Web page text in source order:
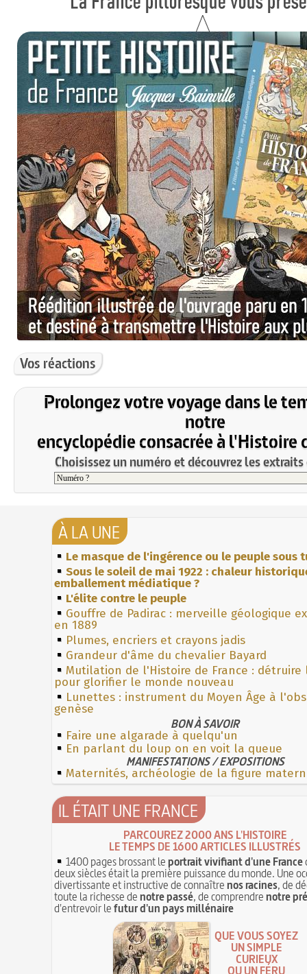
Vos réactions
Prolongez votre voyage dans le
notre
encyclopédie consacrée à l'Histoire
Choisissez un numéro et découvrez les
À LA UNE
Le masque de l'ingérence ou le peuple sous
Sous le soleil de mai 1922 : chaleur
emballement médiatique ?
L'élite contre le peuple
Gouffre de Padirac : merveille géologique
en 1889
Plumes, encriers et crayons jadis
Grandeur d'âme du chevalier Bayard
Mutilation de l'Histoire de France : détruire
pour glorifier le monde nouveau
Lunettes : instrument du Moyen Âge à
genèse
BON À SAVOIR
Faire une algarade à quelqu'un
En parlant du loup on en voit la queue
MANIFESTATIONS / EXPOSITIONS
Maternités, archéologie de la figure
IL ÉTAIT UNE FRANCE
PARCOUREZ 2000 ANS L'HISTOIRE
LE TEMPS DE 1600 ARTICLES ILLUSTRÉS
1400 pages brossant leportrait vivifiant d'une France
deux siècles était la première puissance du monde. Une
divertissante et instructive de connaîtrenos racines, de
toute la richesse denotre passé, de comprendrenotre
d'entrevoir lefutur d'un pays millénaire
QUE VOUS SOYEZ
UN SIMPLE
CURIEUX
OU UN FÉRU